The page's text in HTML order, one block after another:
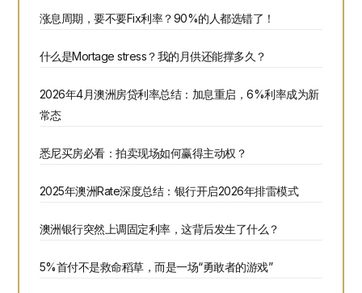
涨息周期，要不要Fix利率？90%的人都选错了！
什么是Mortage stress？我的月供还能撑多久？
2026年4月澳洲房贷利率总结：加息重启，6%利率成为新
常态
悉尼买房必看：拍卖现场如何赢得主动权？
2025年澳洲Rate深度总结：银行开启2026年排雷模式
澳洲银行突然上调固定利率，这背后发生了什么？
5%首付不是救命稻草，而是一场“勇敢者的游戏”